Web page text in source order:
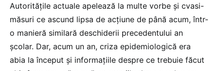
Autoritățile actuale apelează la multe vorbe și cvasi-
măsuri ce ascund lipsa de acțiune de până acum, într-
o manieră similară deschiderii precedentului an
școlar. Dar, acum un an, criza epidemiologică era
abia la început și informațiile despre ce trebuie făcut